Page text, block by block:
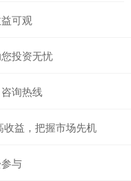
可观
投资无忧
询热线
益，把握市场先机
与